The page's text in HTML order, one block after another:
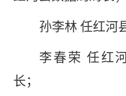
孙李林 任红河
李春荣 任红
长；